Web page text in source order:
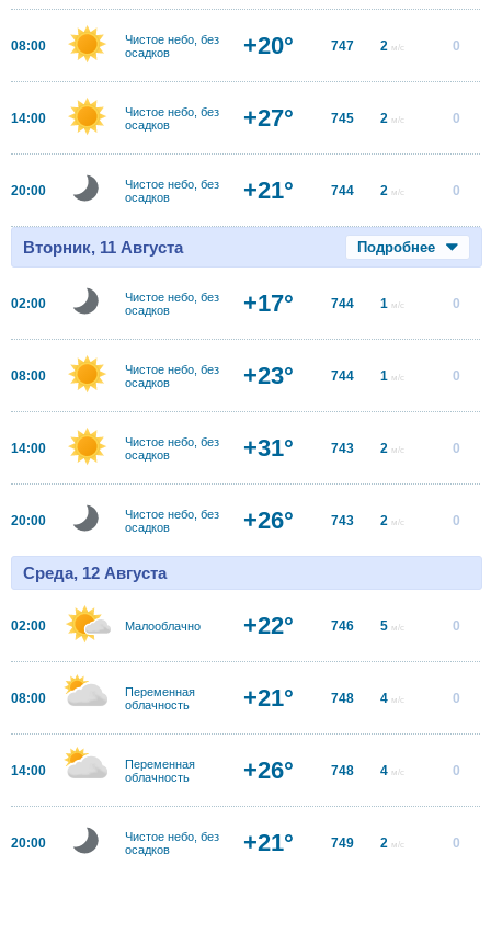
08:00
Чистое небо, без
осадков
+20° 747 2 м/с 0
14:00
Чистое небо, без
осадков
+27° 745 2 м/с 0
20:00
Чистое небо, без
осадков
+21° 744 2 м/с 0
Вторник, 11 Августа Подробнее
02:00
Чистое небо, без
осадков
+17° 744 1 м/с 0
08:00
Чистое небо, без
осадков
+23° 744 1 м/с 0
14:00
Чистое небо, без
осадков
+31° 743 2 м/с 0
20:00
Чистое небо, без
осадков
+26° 743 2 м/с 0
Среда, 12 Августа
02:00 Малооблачно +22° 746 5 м/с 0
08:00
Переменная
облачность
+21° 748 4 м/с 0
14:00
Переменная
облачность
+26° 748 4 м/с 0
20:00
Чистое небо, без
осадков
+21° 749 2 м/с 0